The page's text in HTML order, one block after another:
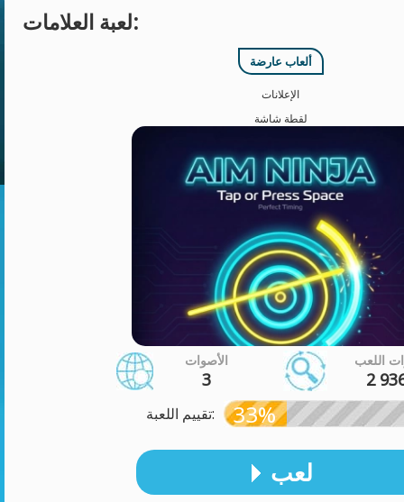
لعبة العلامات:
ألعاب عارضة
الإعلانات
لقطة شاشة
الأصوات
3
اللعب
2
تقييم اللعبة: 33%
لعب